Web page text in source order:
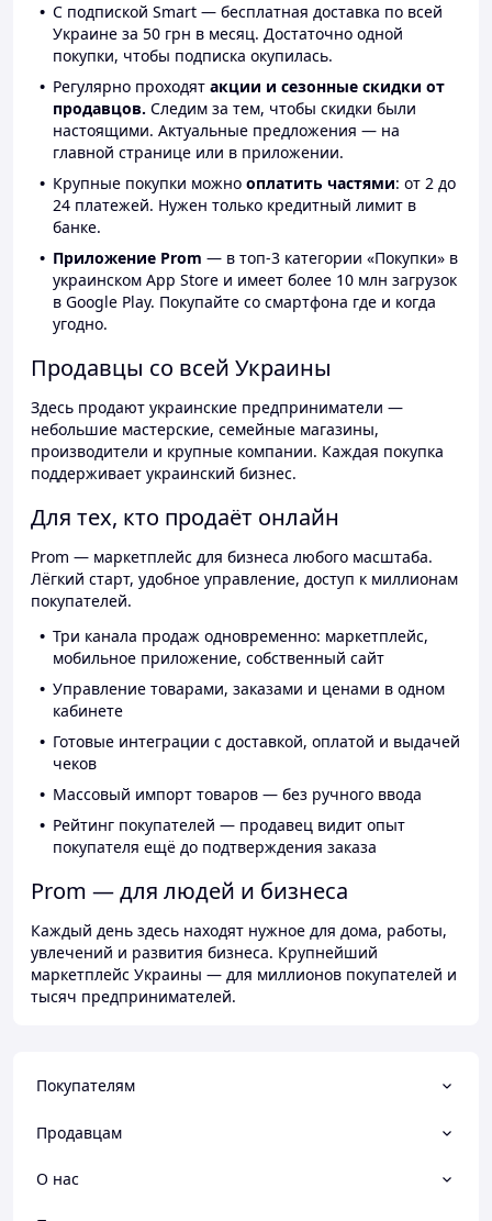
С подпиской Smart — бесплатная доставка по всей
Украине за 50 грн в месяц. Достаточно одной
покупки, чтобы подписка окупилась.
Регулярно проходят акции и сезонные скидки от
продавцов. Следим за тем, чтобы скидки были
настоящими. Актуальные предложения — на
главной странице или в приложении.
Крупные покупки можно оплатить частями: от 2 до
24 платежей. Нужен только кредитный лимит в
банке.
Приложение Prom — в топ-3 категории «Покупки» в
украинском App Store и имеет более 10 млн загрузок
в Google Play. Покупайте со смартфона где и когда
угодно.
Продавцы со всей Украины
Здесь продают украинские предприниматели —
небольшие мастерские, семейные магазины,
производители и крупные компании. Каждая покупка
поддерживает украинский бизнес.
Для тех, кто продаёт онлайн
Prom — маркетплейс для бизнеса любого масштаба.
Лёгкий старт, удобное управление, доступ к миллионам
покупателей.
Три канала продаж одновременно: маркетплейс,
мобильное приложение, собственный сайт
Управление товарами, заказами и ценами в одном
кабинете
Готовые интеграции с доставкой, оплатой и выдачей
чеков
Массовый импорт товаров — без ручного ввода
Рейтинг покупателей — продавец видит опыт
покупателя ещё до подтверждения заказа
Prom — для людей и бизнеса
Каждый день здесь находят нужное для дома, работы,
увлечений и развития бизнеса. Крупнейший
маркетплейс Украины — для миллионов покупателей и
тысяч предпринимателей.
Покупателям
Продавцам
О нас